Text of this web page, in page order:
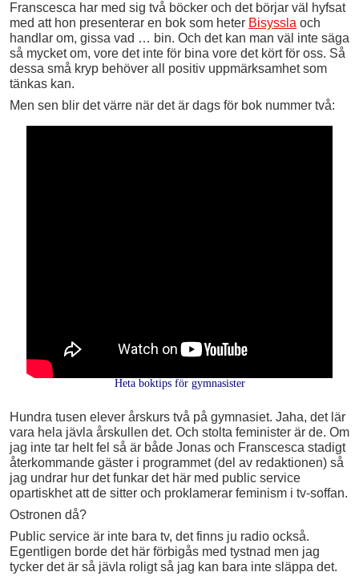
Franscesca har med sig två böcker och det börjar väl hyfsat
med att hon presenterar en bok som heter Bisyssla och
handlar om, gissa vad … bin. Och det kan man väl inte säga
så mycket om, vore det inte för bina vore det kört för oss. Så
dessa små kryp behöver all positiv uppmärksamhet som
tänkas kan.
Men sen blir det värre när det är dags för bok nummer två:
Heta boktips för gymnasister
Hundra tusen elever årskurs två på gymnasiet. Jaha, det lär
vara hela jävla årskullen det. Och stolta feminister är de. Om
jag inte tar helt fel så är både Jonas och Franscesca stadigt
återkommande gäster i programmet (del av redaktionen) så
jag undrar hur det funkar det här med public service
opartiskhet att de sitter och proklamerar feminism i tv-soffan.
Ostronen då?
Public service är inte bara tv, det finns ju radio också.
Egentligen borde det här förbigås med tystnad men jag
tycker det är så jävla roligt så jag kan bara inte släppa det.